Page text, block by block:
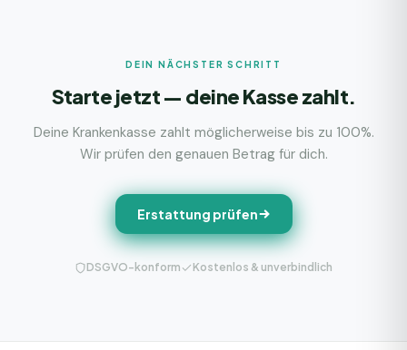
DEIN NÄCHSTER SCHRITT
Starte jetzt — deine Kasse zahlt.
Deine Krankenkasse zahlt möglicherweise bis zu 100%.
Wir prüfen den genauen Betrag für dich.
Erstattung prüfen
DSGVO-konform Kostenlos & unverbindlich